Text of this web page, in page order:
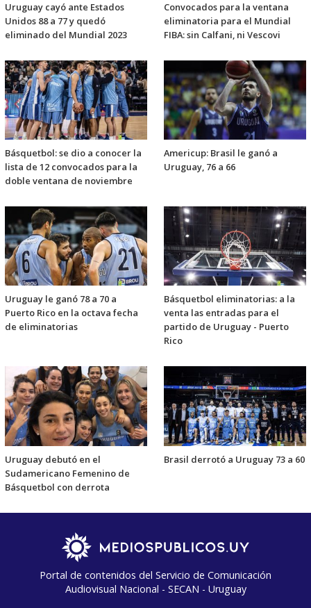
Uruguay cayó ante Estados
Unidos 88 a 77 y quedó
eliminado del Mundial 2023
Convocados para la ventana
eliminatoria para el Mundial
FIBA: sin Calfani, ni Vescovi
Básquetbol: se dio a conocer la
lista de 12 convocados para la
doble ventana de noviembre
Americup: Brasil le ganó a
Uruguay, 76 a 66
Uruguay le ganó 78 a 70 a
Puerto Rico en la octava fecha
de eliminatorias
Básquetbol eliminatorias: a la
venta las entradas para el
partido de Uruguay - Puerto
Rico
Uruguay debutó en el
Sudamericano Femenino de
Básquetbol con derrota
Brasil derrotó a Uruguay 73 a 60
Portal de contenidos del Servicio de Comunicación
Audiovisual Nacional - SECAN - Uruguay